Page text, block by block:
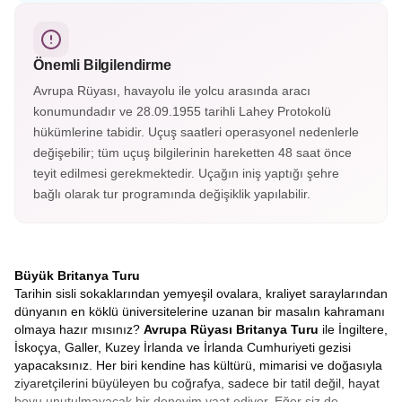
fotoğraflanan saatine ev sahipliği yapıyor. Eşsiz İngiliz
mimarisiyle keşfedilmesi gereken şehirlerden.
Önemli Bilgilendirme
Avrupa Rüyası, havayolu ile yolcu arasında aracı
konumundadır ve 28.09.1955 tarihli Lahey Protokolü
hükümlerine tabidir. Uçuş saatleri operasyonel nedenlerle
değişebilir; tüm uçuş bilgilerinin hareketten 48 saat önce
teyit edilmesi gerekmektedir. Uçağın iniş yaptığı şehre
bağlı olarak tur programında değişiklik yapılabilir.
Büyük Britanya Turu
Tarihin sisli sokaklarından yemyeşil ovalara, kraliyet saraylarından
dünyanın en köklü üniversitelerine uzanan bir masalın kahramanı
olmaya hazır mısınız? Avrupa Rüyası Britanya Turu ile İngiltere,
İskoçya, Galler, Kuzey İrlanda ve İrlanda Cumhuriyeti gezisi
yapacaksınız. Her biri kendine has kültürü, mimarisi ve doğasıyla
ziyaretçilerini büyüleyen bu coğrafya, sadece bir tatil değil, hayat